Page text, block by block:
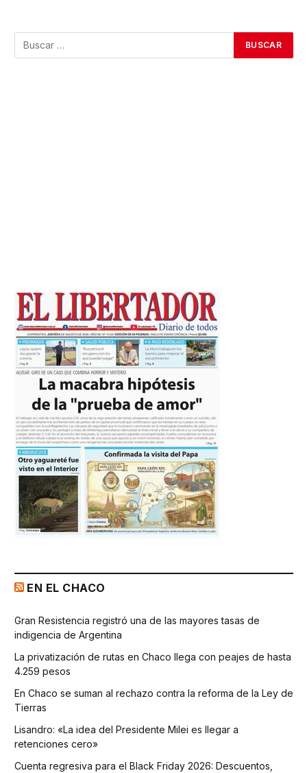
EN EL CHACO
Gran Resistencia registró una de las mayores tasas de
indigencia de Argentina
La privatización de rutas en Chaco llega con peajes de hasta
4.259 pesos
En Chaco se suman al rechazo contra la reforma de la Ley de
Tierras
Lisandro: «La idea del Presidente Milei es llegar a
retenciones cero»
Cuenta regresiva para el Black Friday 2026: Descuentos,